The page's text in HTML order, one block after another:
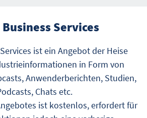
Services
ist ein Angebot der Heise
in Form von
Anwenderberichten, Studien,
Chats etc.
ist kostenlos, erfordert für